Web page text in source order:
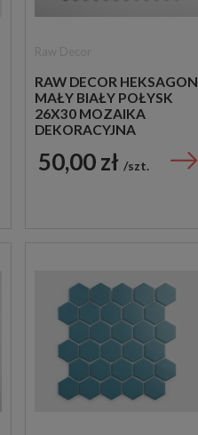
RAW DECOR HEKSAGON
MAŁY BIAŁY POŁYSK
26X30 MOZAIKA
DEKORACYJNA
50,00 zł szt.